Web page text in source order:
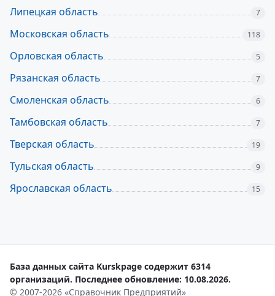
Липецкая область 7
Московская область 118
Орловская область 5
Рязанская область 7
Смоленская область 6
Тамбовская область 7
Тверская область 19
Тульская область 9
Ярославская область 15
База данных сайта Kurskpage содержит 6314
организаций. Последнее обновление: 10.08.2026.
© 2007-2026 «Справочник Предприятий»